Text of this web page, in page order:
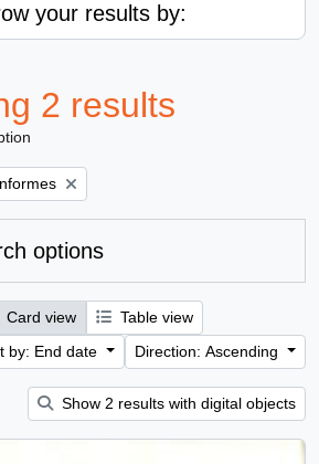
your results by:
2 results
filter:
options
Card view
Table view
by: End date
Direction: Ascending
Show 2 results with digital objects